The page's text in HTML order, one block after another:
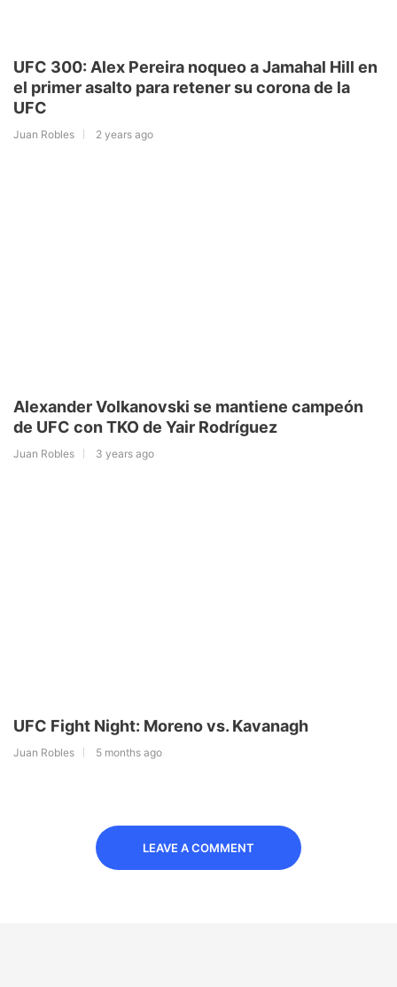
UFC 300: Alex Pereira noqueo a Jamahal Hill en
el primer asalto para retener su corona de la
UFC
Juan Robles 2 years ago
Alexander Volkanovski se mantiene campeón
de UFC con TKO de Yair Rodríguez
Juan Robles 3 years ago
UFC Fight Night: Moreno vs. Kavanagh
Juan Robles 5 months ago
LEAVE A COMMENT